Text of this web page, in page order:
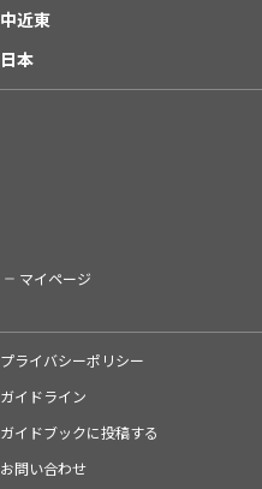
中近東
日本
マイページ
プライバシーポリシー
ガイドライン
ガイドブックに投稿する
お問い合わせ